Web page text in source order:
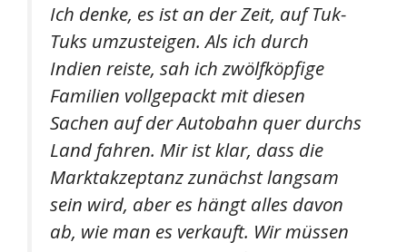
Ich denke, es ist an der Zeit, auf Tuk-
Tuks umzusteigen. Als ich durch
Indien reiste, sah ich zwölfköpfige
Familien vollgepackt mit diesen
Sachen auf der Autobahn quer durchs
Land fahren. Mir ist klar, dass die
Marktakzeptanz zunächst langsam
sein wird, aber es hängt alles davon
ab, wie man es verkauft. Wir müssen